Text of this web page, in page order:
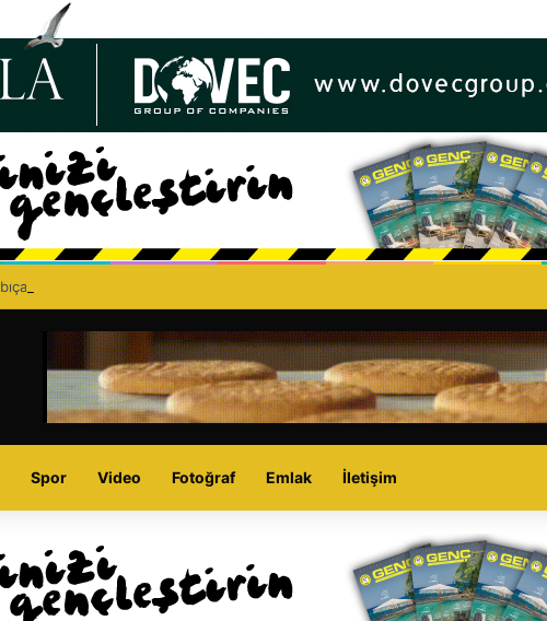
kavga can aldı: 40 yaşındaki adam yaşamını yitirdi
Spor Video Fotoğraf Emlak İletişim